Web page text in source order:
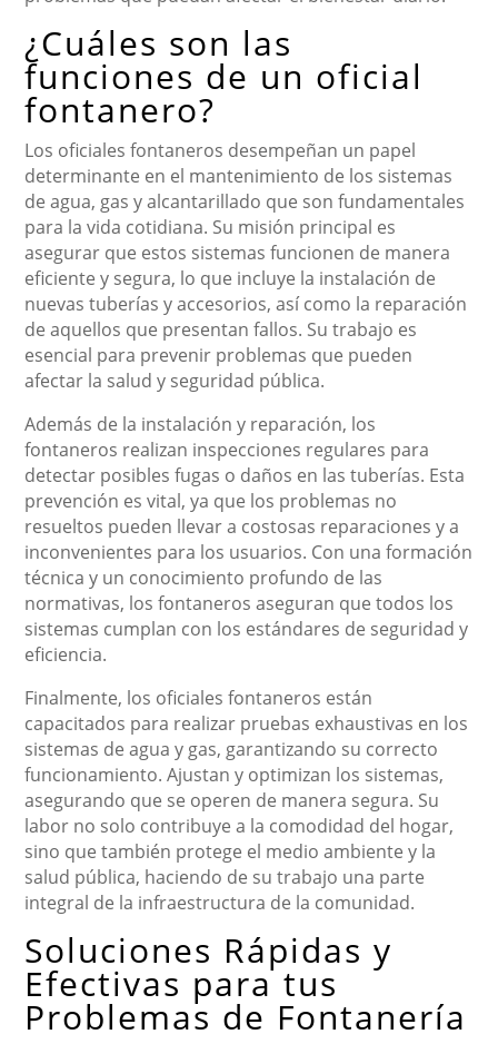
¿Cuáles son las
funciones de un oficial
fontanero?
Los oficiales fontaneros desempeñan un papel
determinante en el mantenimiento de los sistemas
de agua, gas y alcantarillado que son fundamentales
para la vida cotidiana. Su misión principal es
asegurar que estos sistemas funcionen de manera
eficiente y segura, lo que incluye la instalación de
nuevas tuberías y accesorios, así como la reparación
de aquellos que presentan fallos. Su trabajo es
esencial para prevenir problemas que pueden
afectar la salud y seguridad pública.
Además de la instalación y reparación, los
fontaneros realizan inspecciones regulares para
detectar posibles fugas o daños en las tuberías. Esta
prevención es vital, ya que los problemas no
resueltos pueden llevar a costosas reparaciones y a
inconvenientes para los usuarios. Con una formación
técnica y un conocimiento profundo de las
normativas, los fontaneros aseguran que todos los
sistemas cumplan con los estándares de seguridad y
eficiencia.
Finalmente, los oficiales fontaneros están
capacitados para realizar pruebas exhaustivas en los
sistemas de agua y gas, garantizando su correcto
funcionamiento. Ajustan y optimizan los sistemas,
asegurando que se operen de manera segura. Su
labor no solo contribuye a la comodidad del hogar,
sino que también protege el medio ambiente y la
salud pública, haciendo de su trabajo una parte
integral de la infraestructura de la comunidad.
Soluciones Rápidas y
Efectivas para tus
Problemas de Fontanería